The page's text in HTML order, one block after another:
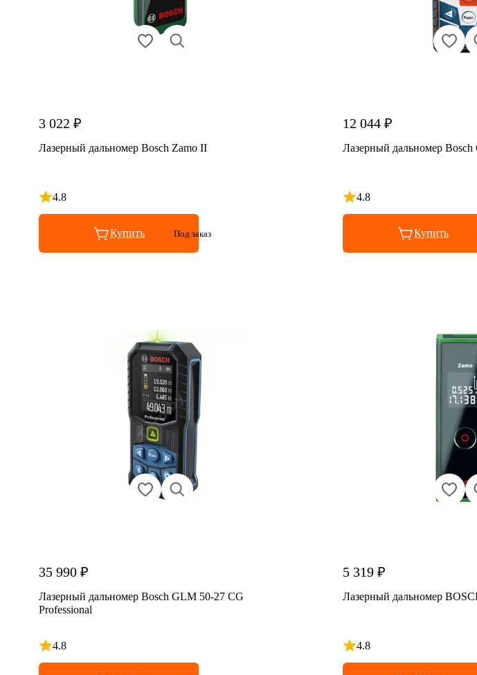
3 022 ₽
Лазерный дальномер Bosch Zamo II
4.8
Рейтинг 4.8 из 5
Купить Под заказ
12 044 ₽
Лазерный дальномер Bosch
4.8
Рейтинг 4.8 из 5
Купить
35 990 ₽
Лазерный дальномер Bosch GLM 50-27 CG
Professional
4.8
Рейтинг 4.8 из 5
5 319 ₽
Лазерный дальномер
4.8
Рейтинг 4.8 из 5